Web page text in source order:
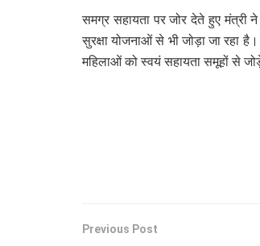
समग्र सहायता पर जोर देते हुए मंत्री
सुरक्षा योजनाओं से भी जोड़ा जा रहा
महिलाओं को स्वयं सहायता समूहों से
Previous Post